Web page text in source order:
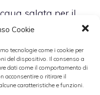
Cookie
tecnologie come i cookie per
del dispositivo. Il consenso a
dati come il comportamento di
acconsentire o ritirare il
caratteristiche e funzioni.
salata per il
sulla
e tagliare a
unire fagioli e
condire a proprio